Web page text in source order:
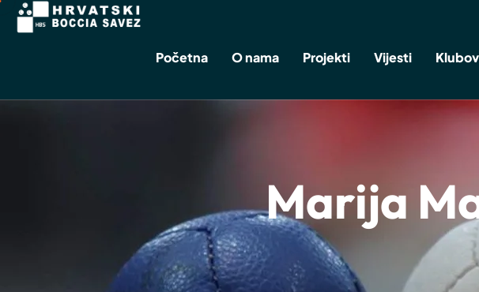
Početna O nama Projekti Vijesti
Marija